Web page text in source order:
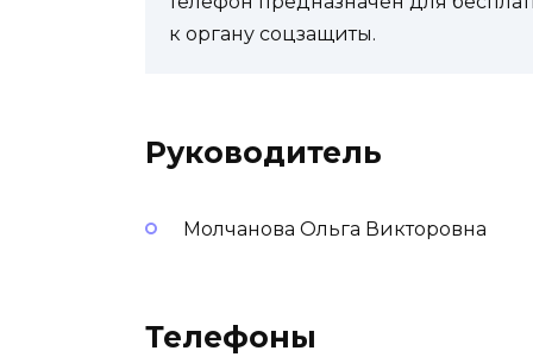
к органу соцзащиты.
Руководитель
Молчанова Ольга Викторовна
Телефоны